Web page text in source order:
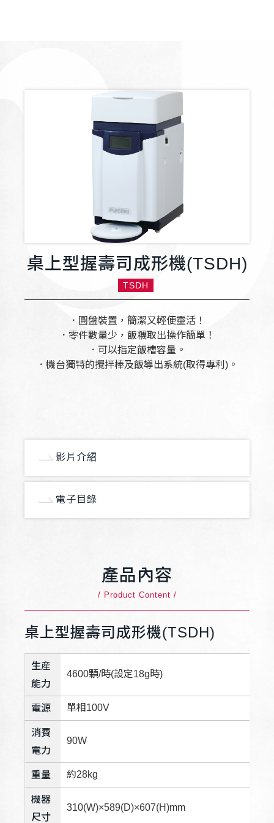
桌上型握壽司成形機(TSDH)
TSDH
．圓盤裝置，簡潔又輕便靈活！
．零件數量少，飯糰取出操作簡單！
．可以指定飯槽容量。
．機台獨特的攪拌棒及飯導出系統(取得專利)。
影片介紹
電子目錄
產品內容
/ Product Content /
桌上型握壽司成形機(TSDH)
生産
能力
4600顆/時(設定18g時)
電源 單相100V
消費
電力
90W
重量 約28kg
機器
尺寸
310(W)×589(D)×607(H)mm